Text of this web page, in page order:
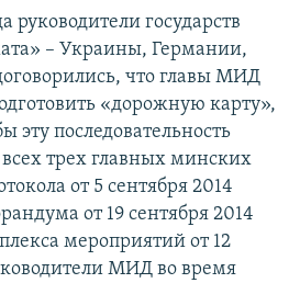
руководители государств
– Украины, Германии,
что главы МИД
«дорожную карту»,
эту последовательность
трех главных минских
от 5 сентября 2014
от 19 сентября 2014
мероприятий от 12
МИД во время